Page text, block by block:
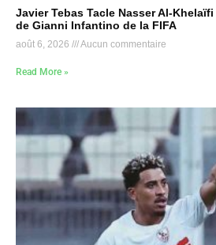
Javier Tebas Tacle Nasser Al-
de Gianni Infantino de la FIFA
août 6, 2026 Aucun commentaire
Read More »